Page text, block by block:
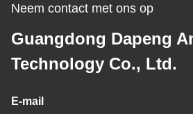
Neem contact met ons op
Guangdong Dapeng
Technology Co., Ltd.
E-mail